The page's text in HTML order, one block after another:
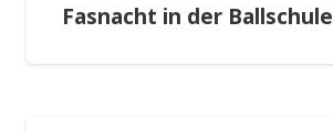
Fasnacht in der Ballschule